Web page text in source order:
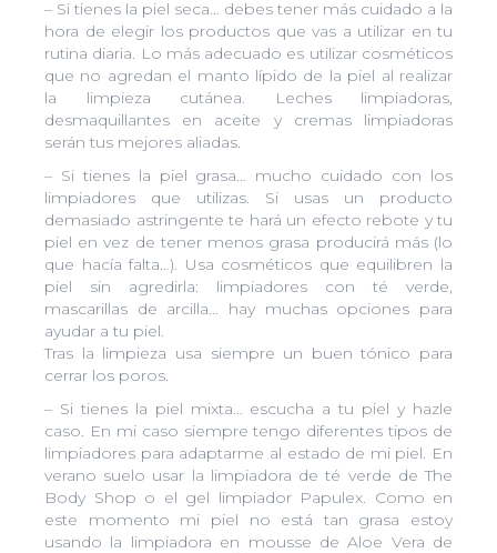
– Si tienes la piel seca… debes tener más cuidado a la
hora de elegir los productos que vas a utilizar en tu
rutina diaria. Lo más adecuado es utilizar cosméticos
que no agredan el manto lípido de la piel al realizar
la limpieza cutánea. Leches limpiadoras,
desmaquillantes en aceite y cremas limpiadoras
serán tus mejores aliadas.
– Si tienes la piel grasa… mucho cuidado con los
limpiadores que utilizas. Si usas un producto
demasiado astringente te hará un efecto rebote y tu
piel en vez de tener menos grasa producirá más (lo
que hacía falta…). Usa cosméticos que equilibren la
piel sin agredirla: limpiadores con té verde,
mascarillas de arcilla… hay muchas opciones para
ayudar a tu piel.
Tras la limpieza usa siempre un buen tónico para
cerrar los poros.
– Si tienes la piel mixta… escucha a tu piel y hazle
caso. En mi caso siempre tengo diferentes tipos de
limpiadores para adaptarme al estado de mi piel. En
verano suelo usar la limpiadora de té verde de The
Body Shop o el gel limpiador Papulex. Como en
este momento mi piel no está tan grasa estoy
usando la limpiadora en mousse de Aloe Vera de